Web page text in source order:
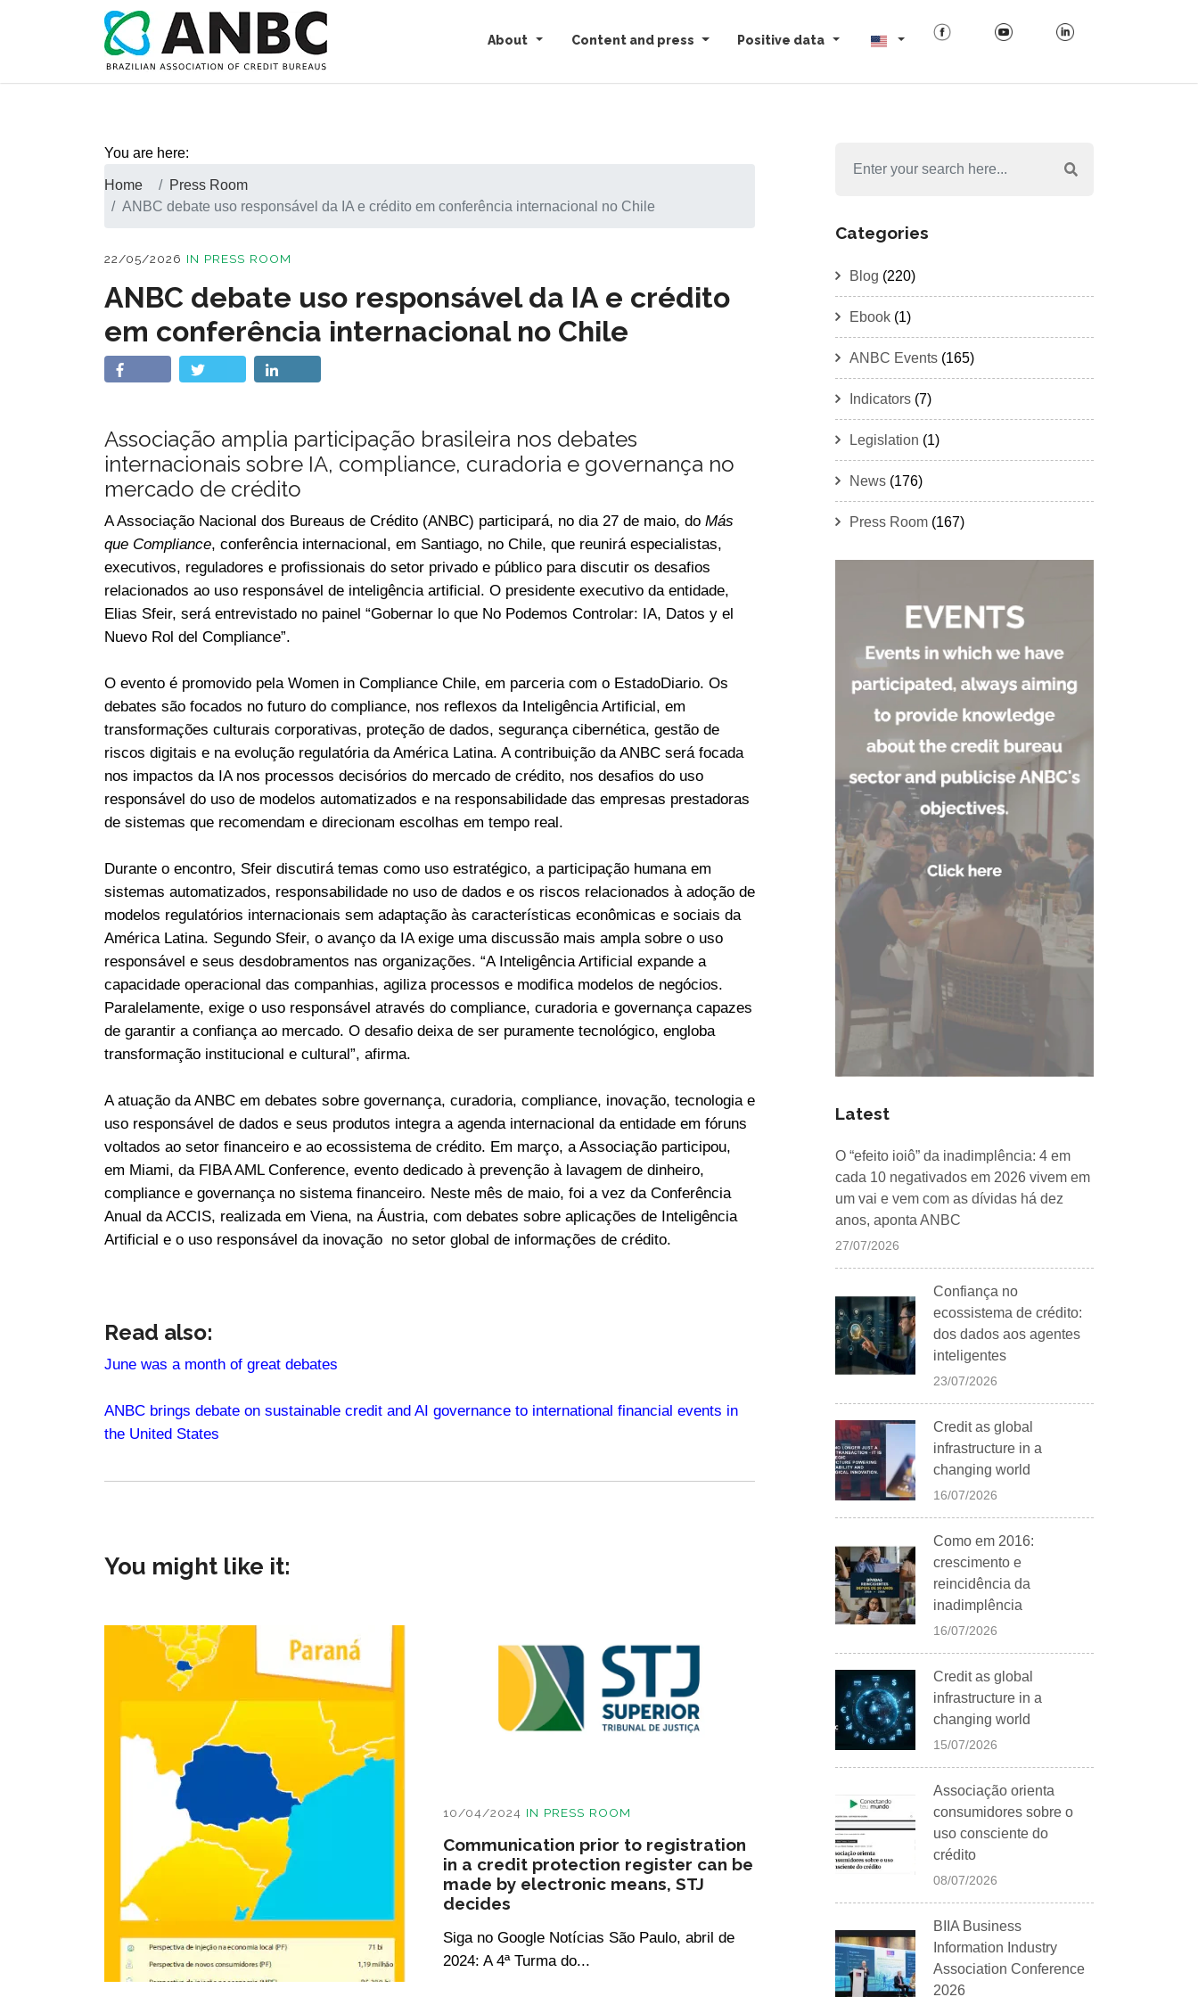
About Content and press Positive data
You are here:
Home
Press Room
ANBC debate uso responsável da IA e crédito em conferência internacional no Chile
22/05/2026 IN PRESS ROOM
ANBC debate uso responsável da IA e crédito
em conferência internacional no Chile
Associação amplia participação brasileira nos debates
internacionais sobre IA, compliance, curadoria e governança no
mercado de crédito
A Associação Nacional dos Bureaus de Crédito (ANBC) participará, no dia 27 de maio, do Más
que Compliance, conferência internacional, em Santiago, no Chile, que reunirá especialistas,
executivos, reguladores e profissionais do setor privado e público para discutir os desafios
relacionados ao uso responsável de inteligência artificial. O presidente executivo da entidade,
Elias Sfeir, será entrevistado no painel “Gobernar lo que No Podemos Controlar: IA, Datos y el
Nuevo Rol del Compliance”.
O evento é promovido pela Women in Compliance Chile, em parceria com o EstadoDiario. Os
debates são focados no futuro do compliance, nos reflexos da Inteligência Artificial, em
transformações culturais corporativas, proteção de dados, segurança cibernética, gestão de
riscos digitais e na evolução regulatória da América Latina. A contribuição da ANBC será focada
nos impactos da IA nos processos decisórios do mercado de crédito, nos desafios do uso
responsável do uso de modelos automatizados e na responsabilidade das empresas prestadoras
de sistemas que recomendam e direcionam escolhas em tempo real.
Durante o encontro, Sfeir discutirá temas como uso estratégico, a participação humana em
sistemas automatizados, responsabilidade no uso de dados e os riscos relacionados à adoção de
modelos regulatórios internacionais sem adaptação às características econômicas e sociais da
América Latina. Segundo Sfeir, o avanço da IA exige uma discussão mais ampla sobre o uso
responsável e seus desdobramentos nas organizações. “A Inteligência Artificial expande a
capacidade operacional das companhias, agiliza processos e modifica modelos de negócios.
Paralelamente, exige o uso responsável através do compliance, curadoria e governança capazes
de garantir a confiança ao mercado. O desafio deixa de ser puramente tecnológico, engloba
transformação institucional e cultural”, afirma.
A atuação da ANBC em debates sobre governança, curadoria, compliance, inovação, tecnologia e
uso responsável de dados e seus produtos integra a agenda internacional da entidade em fóruns
voltados ao setor financeiro e ao ecossistema de crédito. Em março, a Associação participou,
em Miami, da FIBA AML Conference, evento dedicado à prevenção à lavagem de dinheiro,
compliance e governança no sistema financeiro. Neste mês de maio, foi a vez da Conferência
Anual da ACCIS, realizada em Viena, na Áustria, com debates sobre aplicações de Inteligência
Artificial e o uso responsável da inovação no setor global de informações de crédito.
Read also:
June was a month of great debates
ANBC brings debate on sustainable credit and AI governance to international financial events in
the United States
You might like it:
10/04/2024 IN PRESS ROOM
Communication prior to registration
in a credit protection register can be
made by electronic means, STJ
decides
Siga no Google Notícias São Paulo, abril de
2024: A 4ª Turma do...
Categories
Blog (220)
Ebook (1)
ANBC Events (165)
Indicators (7)
Legislation (1)
News (176)
Press Room (167)
Latest
O “efeito ioiô” da inadimplência: 4 em
cada 10 negativados em 2026 vivem em
um vai e vem com as dívidas há dez
anos, aponta ANBC
27/07/2026
Confiança no
ecossistema de crédito:
dos dados aos agentes
inteligentes
23/07/2026
Credit as global
infrastructure in a
changing world
16/07/2026
Como em 2016:
crescimento e
reincidência da
inadimplência
16/07/2026
Credit as global
infrastructure in a
changing world
15/07/2026
Associação orienta
consumidores sobre o
uso consciente do
crédito
08/07/2026
BIIA Business
Information Industry
Association Conference
2026